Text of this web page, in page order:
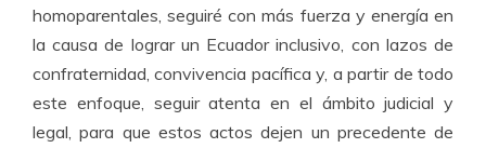
homoparentales, seguiré con más fuerza y energía en
la causa de lograr un Ecuador inclusivo, con lazos de
confraternidad, convivencia pacífica y, a partir de todo
este enfoque, seguir atenta en el ámbito judicial y
legal, para que estos actos dejen un precedente de